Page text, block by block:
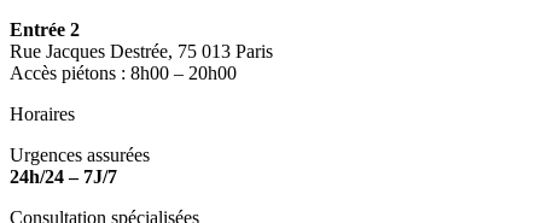
Entrée 2
Rue Jacques Destrée, 75 013 Paris
Accès piétons : 8h00 – 20h00
Horaires
Urgences assurées
24h/24 – 7J/7
Consultation spécialisées